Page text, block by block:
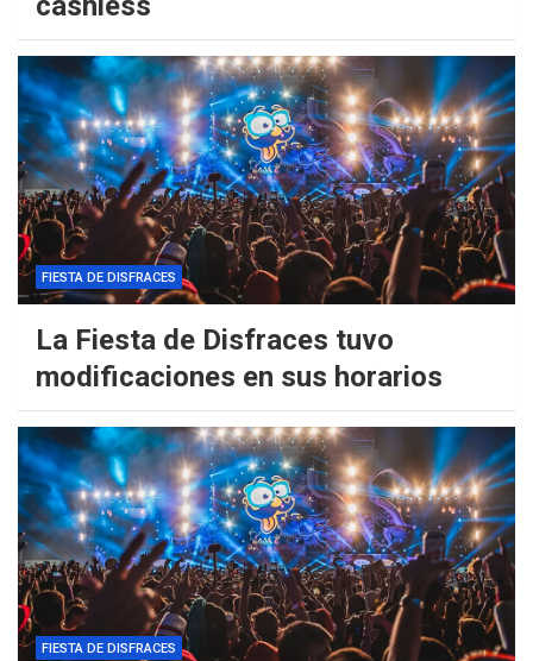
FIESTA DE DISFRACES
La Fiesta de Disfraces tuvo
modificaciones en sus horarios
FIESTA DE DISFRACES